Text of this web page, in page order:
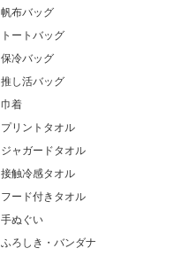
帆布バッグ
トートバッグ
保冷バッグ
推し活バッグ
巾着
プリントタオル
ジャガードタオル
接触冷感タオル
フード付きタオル
手ぬぐい
ふろしき・バンダナ